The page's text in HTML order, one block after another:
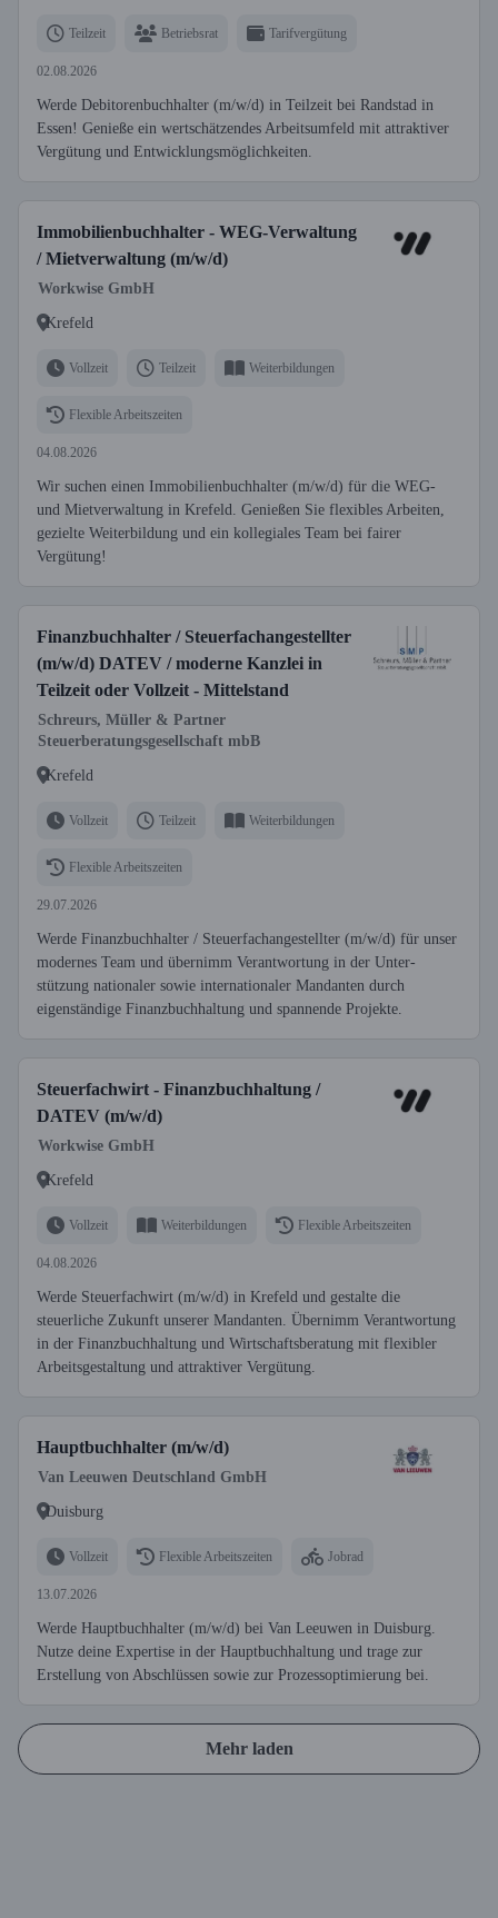
Teilzeit Betriebsrat Tarifvergütung
02.08.2026
Werde Debitorenbuchhalter (m/w/d) in Teilzeit bei Randstad in
Essen! Genieße ein wertschätzendes Arbeitsumfeld mit attraktiver
Vergütung und Entwicklungsmöglichkeiten.
Immobilienbuchhalter - WEG-Verwaltung
/ Mietverwaltung (m/w/d)
Workwise GmbH
Krefeld
Vollzeit Teilzeit Weiterbildungen
Flexible Arbeitszeiten
04.08.2026
Wir suchen einen Immobilienbuchhalter (m/w/d) für die WEG-
und Mietverwaltung in Krefeld. Genießen Sie flexibles Arbeiten,
gezielte Weiterbildung und ein kollegiales Team bei fairer
Vergütung!
Finanzbuchhalter / Steuerfachangestellter
(m/w/d) DATEV / moderne Kanzlei in
Teilzeit oder Vollzeit - Mittelstand
Schreurs, Müller & Partner
Steuerberatungsgesellschaft mbB
Krefeld
Vollzeit Teilzeit Weiterbildungen
Flexible Arbeitszeiten
29.07.2026
Werde Finanzbuchhalter / Steuerfachangestellter (m/w/d) für unser
modernes Team und übernimm Verantwortung in der Unter-
stützung nationaler sowie internationaler Mandanten durch
eigenständige Finanzbuchhaltung und spannende Projekte.
Steuerfachwirt - Finanzbuchhaltung /
DATEV (m/w/d)
Workwise GmbH
Krefeld
Vollzeit Weiterbildungen Flexible Arbeitszeiten
04.08.2026
Werde Steuerfachwirt (m/w/d) in Krefeld und gestalte die
steuerliche Zukunft unserer Mandanten. Übernimm Verantwortung
in der Finanzbuchhaltung und Wirtschaftsberatung mit flexibler
Arbeitsgestaltung und attraktiver Vergütung.
Hauptbuchhalter (m/w/d)
Van Leeuwen Deutschland GmbH
Duisburg
Vollzeit Flexible Arbeitszeiten Jobrad
13.07.2026
Werde Hauptbuchhalter (m/w/d) bei Van Leeuwen in Duisburg.
Nutze deine Expertise in der Hauptbuchhaltung und trage zur
Erstellung von Abschlüssen sowie zur Prozessoptimierung bei.
Mehr laden